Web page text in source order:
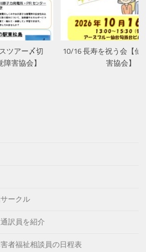
ツアー〆切
害協会】
10/16 長寿を祝う会【仙
害協会】
ークル
訳員を紹介
者福祉相談員の日程表